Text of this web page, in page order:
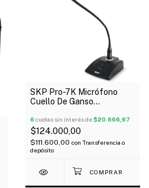
SKP Pro-7K Micrófono
Cuello De Ganso
6 cuotas sin interés de$20.666,67
$124.000,00
$111.600,00 con Transferencia o
depósito